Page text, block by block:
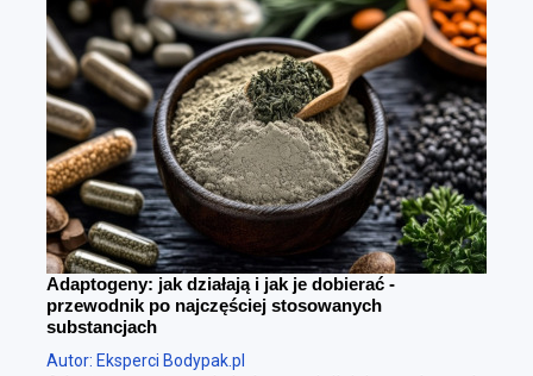
Adaptogeny: jak działają i jak je dobierać -
przewodnik po najczęściej stosowanych
substancjach
Autor: Eksperci Bodypak.pl